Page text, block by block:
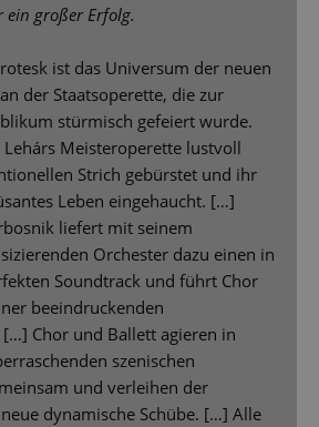
ein großer Erfolg.
ist das Universum der neuen
der Staatsoperette, die zur
stürmisch gefeiert wurde.
Meisteroperette lustvoll
Strich gebürstet und ihr
Leben eingehaucht. […]
liefert mit seinem
Orchester dazu einen in
Soundtrack und führt Chor
beeindruckenden
Chor und Ballett agieren in
szenischen
und verleihen der
dynamische Schübe. […] Alle